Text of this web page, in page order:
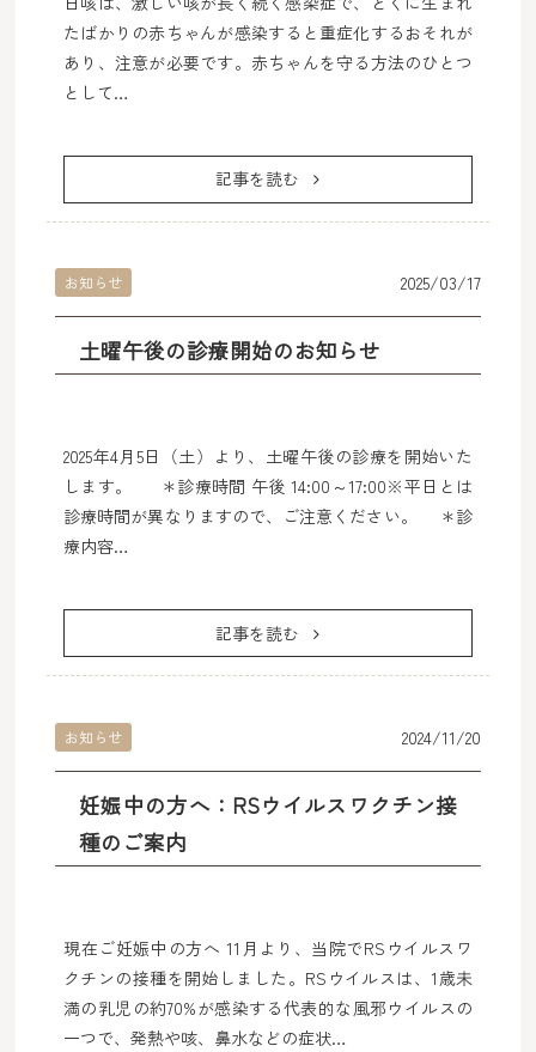
たばかりの赤ちゃんが感染すると重症化するおそれが
あり、注意が必要です。赤ちゃんを守る方法のひとつ
として…
記事を読む
土曜午後の診療開始のお知らせ
お知らせ 2025/03/17
2025年4月5日（土）より、土曜午後の診療を開始いた
します。 ＊診療時間 午後 14:00～17:00※平日とは
診療時間が異なりますので、ご注意ください。 ＊診
療内容…
記事を読む
妊娠中の方へ：RSウイルスワクチン接
種のご案内
お知らせ 2024/11/20
現在ご妊娠中の方へ 11月より、当院でRSウイルスワ
クチンの接種を開始しました。RSウイルスは、1歳未
満の乳児の約70%が感染する代表的な風邪ウイルスの
一つで、発熱や咳、鼻水などの症状…